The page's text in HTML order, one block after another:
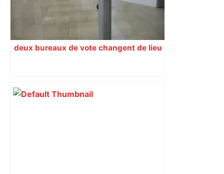
deux bureaux de vote changent de lieu